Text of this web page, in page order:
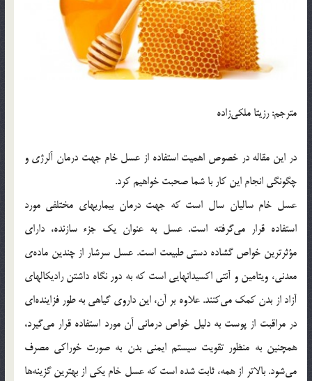
مترجم: رزیتا ملکی‌زاده
در این مقاله در خصوص اهمیت استفاده از عسل خام جهت درمان آلرژی و
چگونگی انجام این کار با شما صحبت خواهیم کرد.
عسل خام سالیان سال است که جهت درمان بیماریهای مختلفی مورد
استفاده قرار می‌گرفته است. عسل به عنوان یک جزء سازنده، دارای
مؤثرترین خواص گشاده دستی طبیعت است. عسل سرشار از چندین ماده‎‌ی
معدنی، ویتامین و آنتی اکسیدانهایی است که به دور نگاه داشتن رادیکالهای
آزاد از بدن کمک می‌کنند. علاوه بر آن، این داروی گیاهی به طور فزاینده‌ای
در مراقبت از پوست به دلیل خواص درمانی آن مورد استفاده قرار می‌گیرد،
همچنین به منظور تقویت سیستم ایمنی بدن به صورت خوراکی مصرف
می‌شود. بالاتر از همه، ثابت شده است که عسل خام یکی از بهترین گزینه‌ها